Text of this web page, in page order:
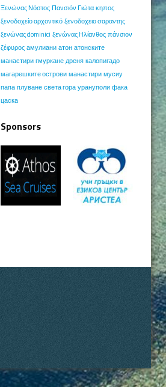
Ξενώνας ΝόστοςΠανσιόν Γιώτακηπος
ξενοδοχείο αρχοντικόξενοδοχειο σαραντης
ξενώνας dominici ξενώνας Hλίανθοςπάνσιον
ζέφυροςамулианиатонатонските
манастиригмурканедренякалопигадо
магарешките островиманастиримусиу
папаплуванесвета гораурануполифака
цаска
Sponsors